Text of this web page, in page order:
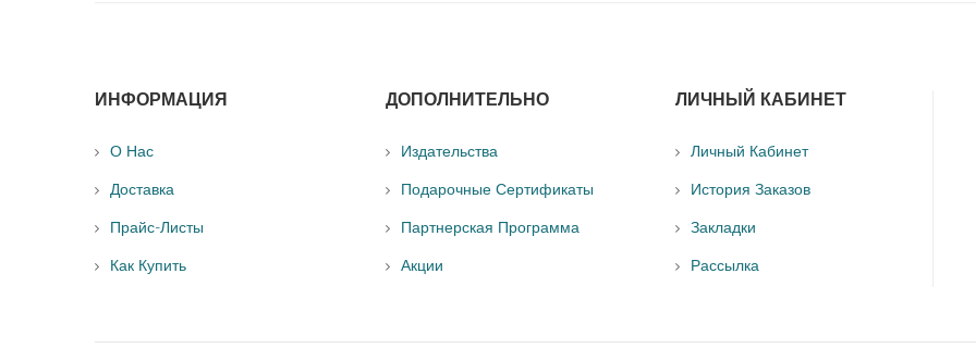
ИНФОРМАЦИЯ
О Нас
Доставка
Прайс-Листы
Как Купить
ДОПОЛНИТЕЛЬНО
Издательства
Подарочные Сертификаты
Партнерская Программа
Акции
ЛИЧНЫЙ КАБИНЕТ
Личный Кабинет
История Заказов
Закладки
Рассылка